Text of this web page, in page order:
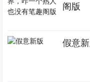
阁版
假意